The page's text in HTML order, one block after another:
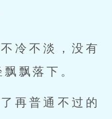
冷不淡，没有
飘落下。
再普通不过的